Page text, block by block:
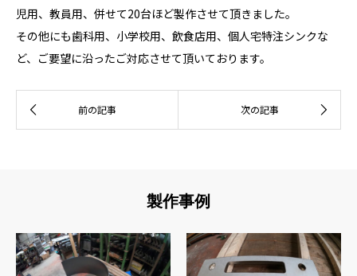
児用、教員用、併せて20台ほど製作させて頂きました。
その他にも歯科用、小学校用、飲食店用、個人宅特注シンクな
ど、ご要望に沿ったご対応させて頂いております。
製作事例